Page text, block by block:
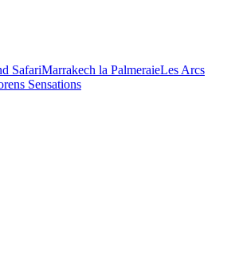
SafariMarrakech la PalmeraieLes Arcs
Sensations